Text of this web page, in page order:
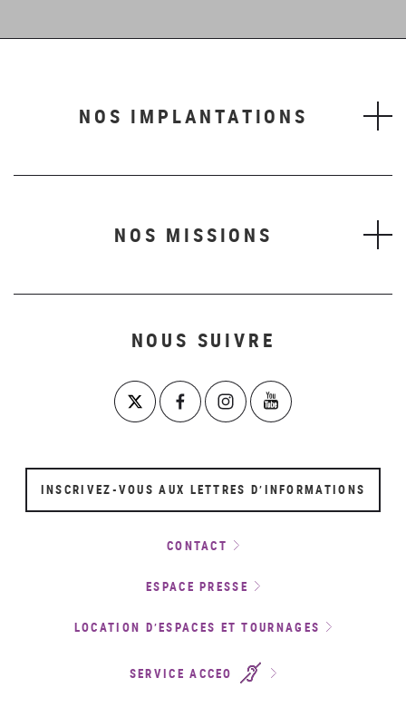
NOS IMPLANTATIONS
NOS MISSIONS
NOUS SUIVRE
INSCRIVEZ-VOUS AUX LETTRES D’INFORMATIONS
CONTACT
ESPACE PRESSE
LOCATION D’ESPACES ET TOURNAGES
SERVICE ACCEO